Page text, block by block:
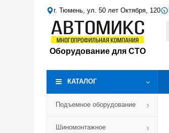
г. Тюмень, ул. 50 лет Октября, 120
Оборудование для СТО
КАТАЛОГ
Подъемное оборудование
Шиномонтажное